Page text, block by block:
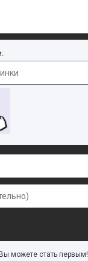
можете стать первым!